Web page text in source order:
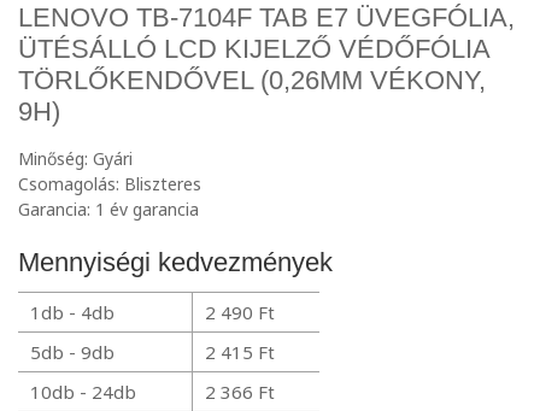
LENOVO TB-7104F TAB E7 ÜVEGFÓLIA,
ÜTÉSÁLLÓ LCD KIJELZŐ VÉDŐFÓLIA
TÖRLŐKENDŐVEL (0,26MM VÉKONY,
9H)
Minőség: Gyári
Csomagolás: Bliszteres
Garancia: 1 év garancia
Mennyiségi kedvezmények
1db - 4db
2 490 Ft
5db - 9db
2 415 Ft
10db - 24db
2 366 Ft